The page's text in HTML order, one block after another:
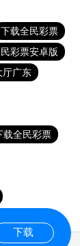
下载全民彩票
彩票安卓版
厅广东
载全民彩票
下载